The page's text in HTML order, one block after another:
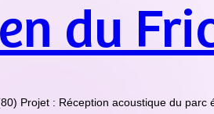
du
Projet : Réception acoustique du